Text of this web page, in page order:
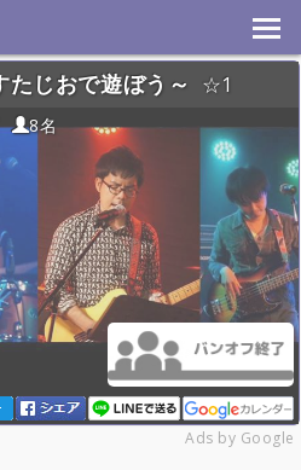
じおで遊ぼう～
1
8名
Ads by Google